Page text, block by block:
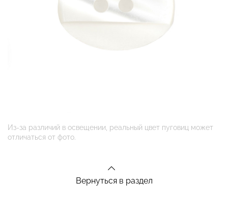
Из-за различий в освещении, реальный цвет пуговиц может
отличаться от фото.
Вернуться в раздел